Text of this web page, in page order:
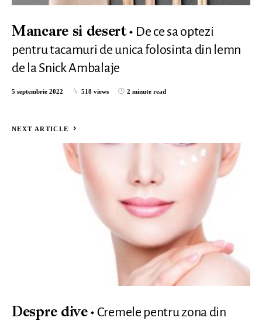
Mancare si desert
De ce sa optezi
pentru tacamuri de unica folosinta din lemn
de la Snick Ambalaje
5 septembrie 2022 518 views 2 minute read
NEXT ARTICLE
Despre dive Cremele pentru zona din